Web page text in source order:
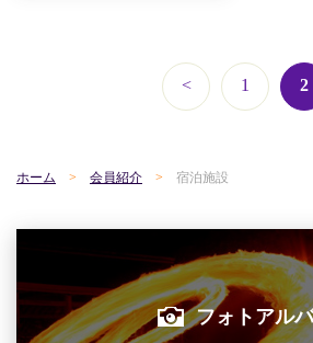
< 1 2
ホーム 会員紹介 宿泊施設
フォトアル